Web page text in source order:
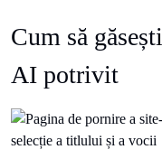
Cum să
AI potrivit